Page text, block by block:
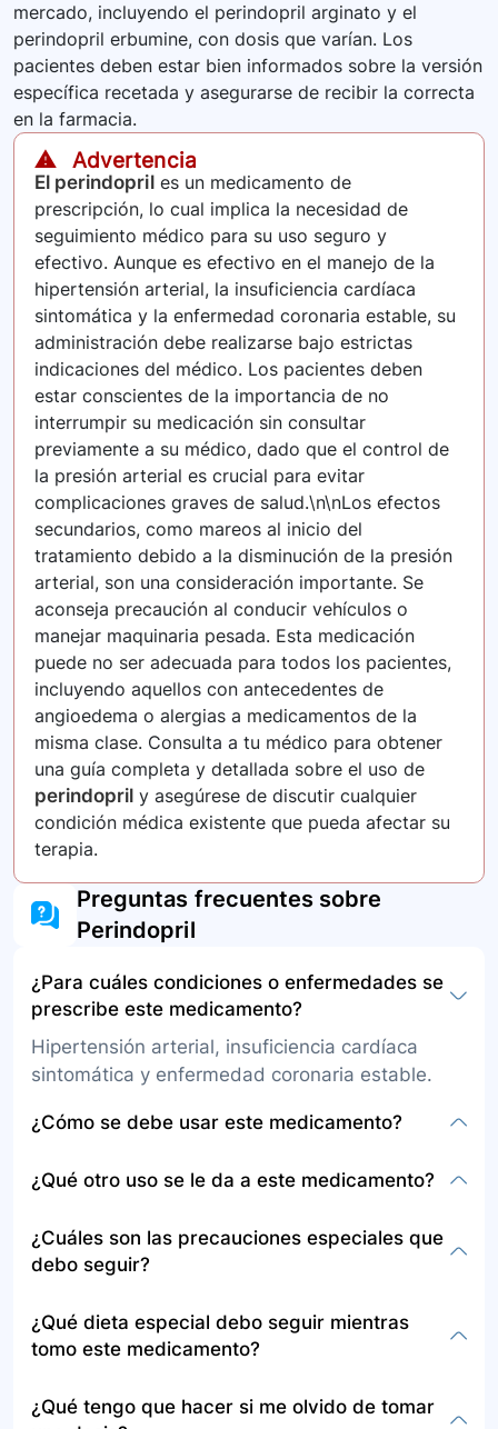
mercado, incluyendo el perindopril arginato y el
perindopril erbumine, con dosis que varían. Los
pacientes deben estar bien informados sobre la versión
específica recetada y asegurarse de recibir la correcta
en la farmacia.
⚠️ Advertencia
El perindopriles un medicamento de
prescripción, lo cual implica la necesidad de
seguimiento médico para su uso seguro y
efectivo. Aunque es efectivo en el manejo de la
hipertensión arterial, la insuficiencia cardíaca
sintomática y la enfermedad coronaria estable, su
administración debe realizarse bajo estrictas
indicaciones del médico. Los pacientes deben
estar conscientes de la importancia de no
interrumpir su medicación sin consultar
previamente a su médico, dado que el control de
la presión arterial es crucial para evitar
complicaciones graves de salud.\n\nLos efectos
secundarios, como mareos al inicio del
tratamiento debido a la disminución de la presión
arterial, son una consideración importante. Se
aconseja precaución al conducir vehículos o
manejar maquinaria pesada. Esta medicación
puede no ser adecuada para todos los pacientes,
incluyendo aquellos con antecedentes de
angioedema o alergias a medicamentos de la
misma clase. Consulta a tu médico para obtener
una guía completa y detallada sobre el uso de
perindopril y asegúrese de discutir cualquier
condición médica existente que pueda afectar su
terapia.
Preguntas frecuentes sobre
Perindopril
¿Para cuáles condiciones o enfermedades se
prescribe este medicamento?
Hipertensión arterial, insuficiencia cardíaca
sintomática y enfermedad coronaria estable.
¿Cómo se debe usar este medicamento?
preferiblemente sin alimentos en la mañana. Es
respecto a la dosificación y no dejar de tomarlo
sin consultar.
¿Qué otro uso se le da a este medicamento?
perindopril es recomendado en la prevención de
eventos cardíacos en pacientes con
revascularización.
¿Cuáles son las precauciones especiales que
debo seguir?
si está tomando medicamentos como
ciclosporina o diuréticos. También es importante
baja en potasio.
¿Qué dieta especial debo seguir mientras
tomo este medicamento?
y evitar el consumo de bebidas alcohólicas.
¿Qué tengo que hacer si me olvido de tomar